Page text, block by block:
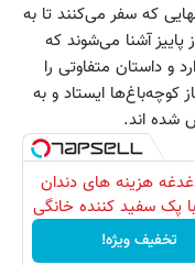
که سفر می‌کنند تا به
پاییز آشنا می‌شوند که
و داستان متفاوتی را
ایستاد و به
شده اند.
هزینه های دندان
پک سفید کننده خانگی
تخفیف ویژه!